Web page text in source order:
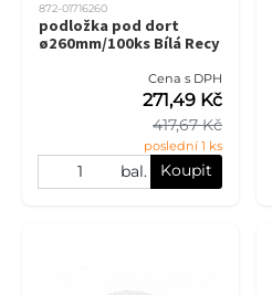
872-01716260
podložka pod dort
ø260mm/100ks Bílá Recy
Cena s DPH
417,67 Kč
271,49 Kč
poslední 1 ks
bal. Koupit